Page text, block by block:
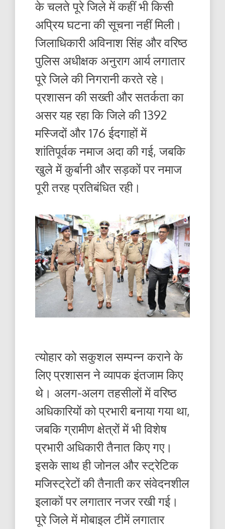
के चलते पूरे जिले में कहीं भी किसी
अप्रिय घटना की सूचना नहीं मिली।
जिलाधिकारी अविनाश सिंह और वरिष्ठ
पुलिस अधीक्षक अनुराग आर्य लगातार
पूरे जिले की निगरानी करते रहे।
प्रशासन की सख्ती और सतर्कता का
असर यह रहा कि जिले की 1392
मस्जिदों और 176 ईदगाहों में
शांतिपूर्वक नमाज अदा की गई, जबकि
खुले में कुर्बानी और सड़कों पर नमाज
पूरी तरह प्रतिबंधित रही।
त्योहार को सकुशल सम्पन्न कराने के
लिए प्रशासन ने व्यापक इंतजाम किए
थे। अलग-अलग तहसीलों में वरिष्ठ
अधिकारियों को प्रभारी बनाया गया था,
जबकि ग्रामीण क्षेत्रों में भी विशेष
प्रभारी अधिकारी तैनात किए गए।
इसके साथ ही जोनल और स्ट्रेटिक
मजिस्ट्रेटों की तैनाती कर संवेदनशील
इलाकों पर लगातार नजर रखी गई।
पूरे जिले में मोबाइल टीमें लगातार